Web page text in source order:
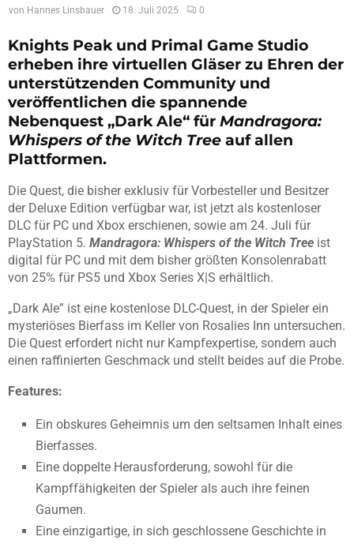
von Hannes Linsbauer 18. Juli 2025 0
Knights Peak und Primal Game Studio
erheben ihre virtuellen Gläser zu Ehren der
unterstützenden Community und
veröffentlichen die spannende
Nebenquest „Dark Ale“ für Mandragora:
Whispers of the Witch Tree auf allen
Plattformen.
Die Quest, die bisher exklusiv für Vorbesteller und Besitzer
der Deluxe Edition verfügbar war, ist jetzt als kostenloser
DLC für PC und Xbox erschienen, sowie am 24. Juli für
PlayStation 5. Mandragora: Whispers of the Witch Tree ist
digital für PC und mit dem bisher größten Konsolenrabatt
von 25% für PS5 und Xbox Series X|S erhältlich.
„Dark Ale” ist eine kostenlose DLC-Quest, in der Spieler ein
mysteriöses Bierfass im Keller von Rosalies Inn untersuchen.
Die Quest erfordert nicht nur Kampfexpertise, sondern auch
einen raffinierten Geschmack und stellt beides auf die Probe.
Features:
Ein obskures Geheimnis um den seltsamen Inhalt eines
Bierfasses.
Eine doppelte Herausforderung, sowohl für die
Kampffähigkeiten der Spieler als auch ihre feinen
Gaumen.
Eine einzigartige, in sich geschlossene Geschichte in